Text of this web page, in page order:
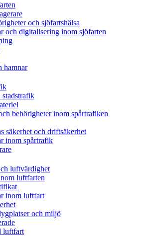
och sjöfartshälsa
och digitalisering inom sjöfarten
hamnar
stadstrafik
behörigheter inom spårtrafiken
säkerhet och driftsäkerhet
inom spårtrafik
luftvärdighet
luftfarten
inom luftfart
och miljö
luftfart